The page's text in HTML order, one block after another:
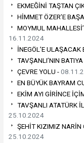
EKMEĞİNİ TAŞTAN
HİMMET ÖZER’E
MOYMUL
16.11.2024
İNEGÖL’E ULAŞACAK
TAVŞANLI’NIN
ÇEVRE YOLU -
EN BÜYÜK BAYRAM
EKİM AYI GİRİNCE
TAVŞANLI ATATÜRK
25.10.2024
ŞEHİT KIZIMIZ NARİN
25.10.2024